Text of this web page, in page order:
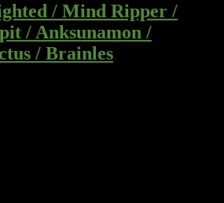
/ Mind Ripper /
/ Anksunamon /
/ Brainles